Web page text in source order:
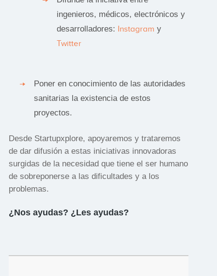
ingenieros, médicos, electrónicos y
desarrolladores: Instagram y
Twitter
Poner en conocimiento de las autoridades
sanitarias la existencia de estos
proyectos.
Desde Startupxplore, apoyaremos y trataremos
de dar difusión a estas iniciativas innovadoras
surgidas de la necesidad que tiene el ser humano
de sobreponerse a las dificultades y a los
problemas.
¿Nos ayudas? ¿Les ayudas?